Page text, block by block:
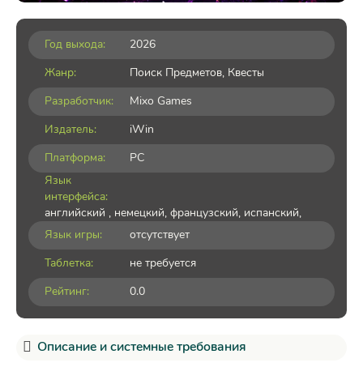
Год выхода:
2026
Жанр:
Поиск Предметов, Квесты
Разработчик:
Mixo Games
Издатель:
iWin
Платформа:
PC
Язык
интерфейса:
английский , немецкий, французский, испанский,
Язык игры:
отсутствует
Таблетка:
не требуется
Рейтинг:
0.0
Описание и системные требования